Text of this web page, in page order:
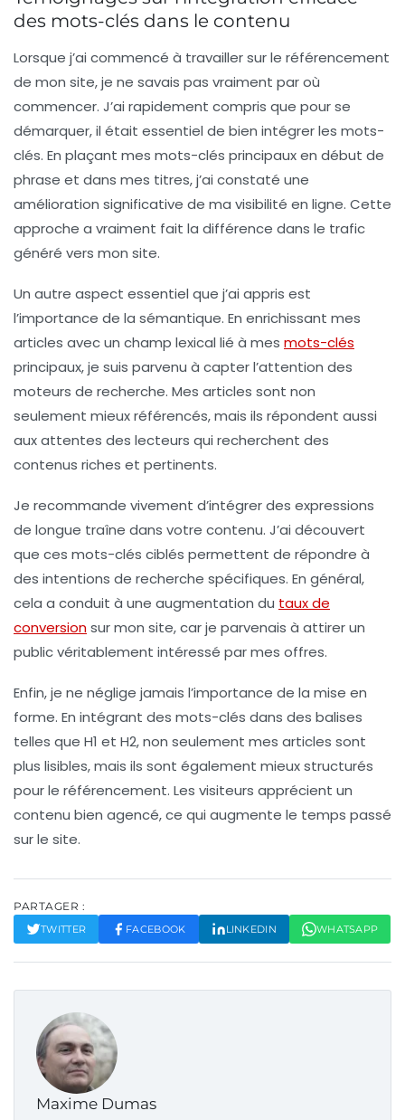
des mots-clés dans le contenu
Lorsque j’ai commencé à travailler sur le référencement
de mon site, je ne savais pas vraiment par où
commencer. J’ai rapidement compris que pour se
démarquer, il était essentiel de bien intégrer les mots-
clés. En plaçant mes mots-clés principaux en début de
phrase et dans mes titres, j’ai constaté une
amélioration significative de ma visibilité en ligne. Cette
approche a vraiment fait la différence dans le trafic
généré vers mon site.
Un autre aspect essentiel que j’ai appris est
l’importance de la sémantique. En enrichissant mes
articles avec un champ lexical lié à mes mots-clés
principaux, je suis parvenu à capter l’attention des
moteurs de recherche. Mes articles sont non
seulement mieux référencés, mais ils répondent aussi
aux attentes des lecteurs qui recherchent des
contenus riches et pertinents.
Je recommande vivement d’intégrer des expressions
de longue traîne dans votre contenu. J’ai découvert
que ces mots-clés ciblés permettent de répondre à
des intentions de recherche spécifiques. En général,
cela a conduit à une augmentation du taux de
conversionsur mon site, car je parvenais à attirer un
public véritablement intéressé par mes offres.
Enfin, je ne néglige jamais l’importance de la mise en
forme. En intégrant des mots-clés dans des balises
telles que H1 et H2, non seulement mes articles sont
plus lisibles, mais ils sont également mieux structurés
pour le référencement. Les visiteurs apprécient un
contenu bien agencé, ce qui augmente le temps passé
sur le site.
PARTAGER :
TWITTER FACEBOOK LINKEDIN WHATSAPP
Maxime Dumas